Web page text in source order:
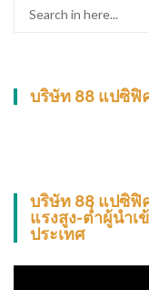
บริษัท 88 แปซิฟิ
บริษัท 88 แปซิฟิ
แรงสูง-ต่ำผู้นำ
ประเทศ